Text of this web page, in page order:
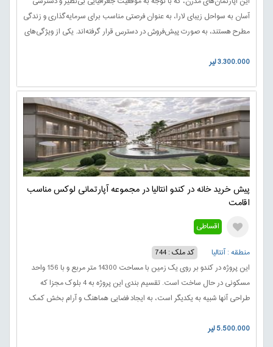
آسان به سواحل زیبای لارا، به عنوان فرصتی مناسب برای سرمایه‌گذاری و زندگی
مطرح هستند، به صورت پیش‌فروش در دسترس قرار گرفته‌اند. یکی از ویژگی‌های
ماهه بدون بهره است.
3.300.000 لیر
پیش خرید خانه در کندو انتالیا در مجموعه آپارتمانی لوکس مناسب
اقامت
اقساطی
منطقه : آنتالیا
کد ملک : 744
این پروژه در کندو بر روی یک زمین با مساحت 14300 متر مربع و با 156 واحد
مسکونی در حال ساخت است. تقسیم بندی این پروژه به 4 بلوک مجزا که
طراحی آنها شبیه به یکدیگر است، به ایجاد فضایی هماهنگ و آرام بخش کمک
5.500.000 لیر